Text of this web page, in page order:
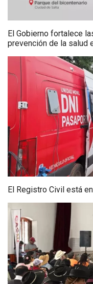
El Gobierno fortalece
prevención de la salud
El Registro Civil está